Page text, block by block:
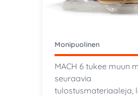
Monipuolinen
MACH 6 tukee muun
seuraavia
tulostusmateriaaleja,